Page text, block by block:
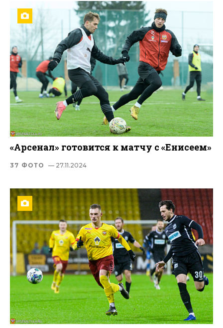
«Арсенал» готовится к матчу с «Енисеем»
37 ФОТО — 27.11.2024